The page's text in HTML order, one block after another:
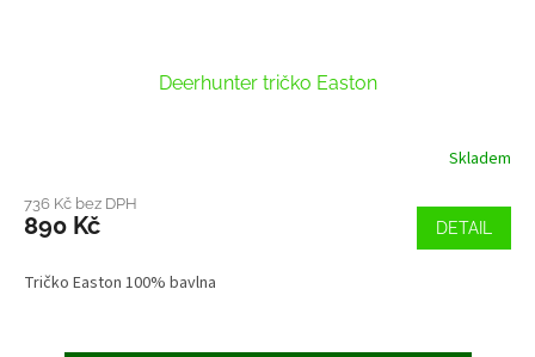
Deerhunter tričko Easton
Skladem
736 Kč bez DPH
890 Kč DETAIL
Tričko Easton 100% bavlna